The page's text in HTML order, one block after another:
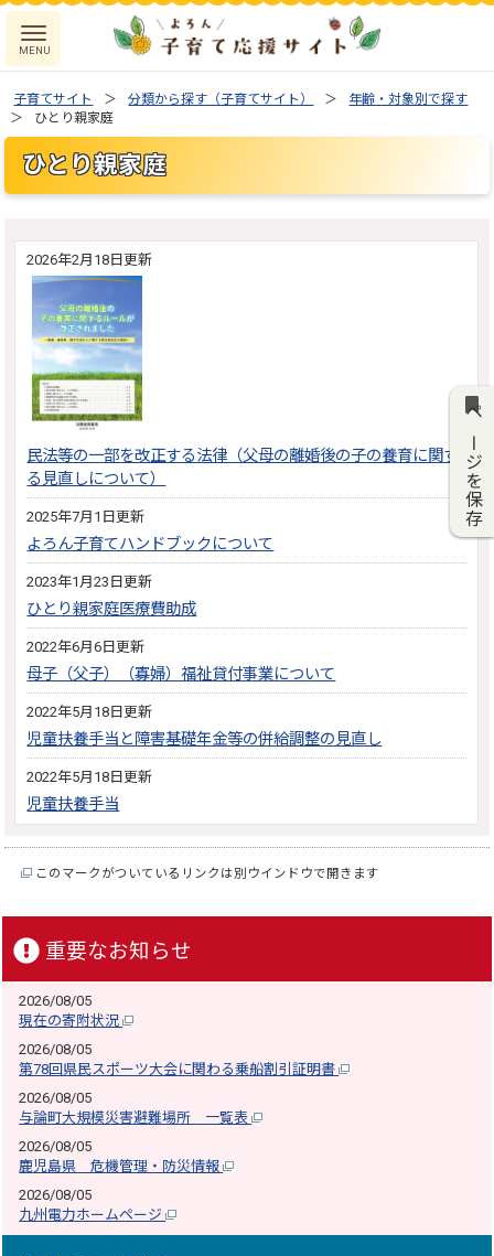
子育てサイト 分類から探す（子育てサイト）
年齢・対象別で探す
ひとり親家庭
ひとり親家庭
2026年2月18日更新
民法等の一部を改正する法律（父母の離婚後の子の養育に関す
る見直しについて）
2025年7月1日更新
よろん子育てハンドブックについて
2023年1月23日更新
ひとり親家庭医療費助成
2022年6月6日更新
母子（父子）（寡婦）福祉貸付事業について
2022年5月18日更新
児童扶養手当と障害基礎年金等の併給調整の見直し
2022年5月18日更新
児童扶養手当
このマークがついているリンクは別ウインドウで開きます
重要なお知らせ
2026/08/05
現在の寄附状況
2026/08/05
第78回県民スポーツ大会に関わる乗船割引証明書
2026/08/05
与論町大規模災害避難場所 一覧表
2026/08/05
鹿児島県 危機管理・防災情報
2026/08/05
九州電力ホームページ
ページを保存